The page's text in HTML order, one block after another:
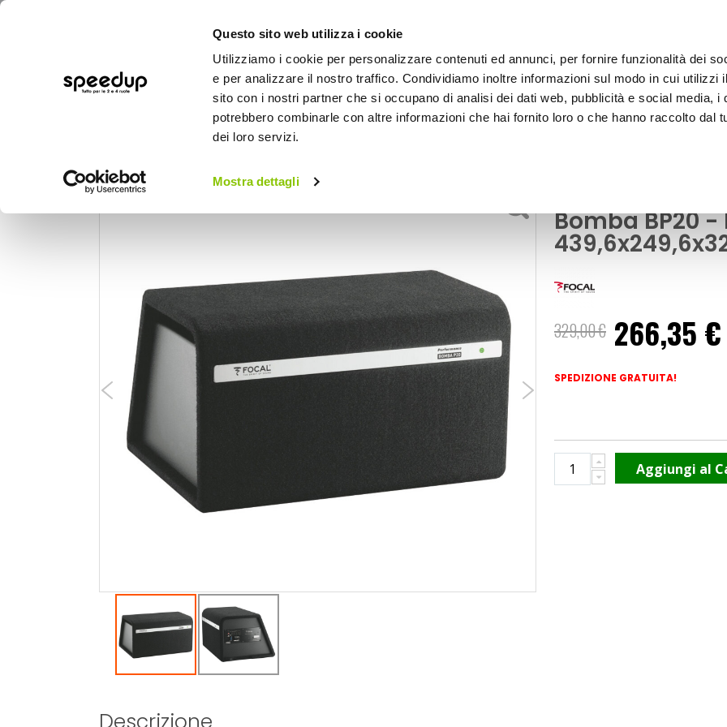
Questo sito web utilizza i cookie
Utilizziamo i cookie per personalizzare contenuti ed annunci, per fornire funzionalità dei
e per analizzare il nostro traffico. Condividiamo inoltre informazioni sul modo in cui utilizzi
sito con i nostri partner che si occupano di analisi dei dati web, pubblicità e social media, i
potrebbero combinarle con altre informazioni che hai fornito loro o che hanno raccolto dal
dei loro servizi.
Mostra dettagli
BICI OUTDOOR
Home
Bomba BP20 -
329,00 € Prezzo
speciale
266,35 €
SPEDIZIONE GRATUITA!
Aggiungi al